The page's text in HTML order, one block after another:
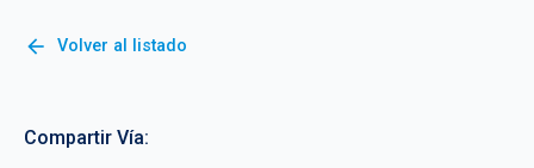
arrow_back Volver al listado
Compartir Vía: